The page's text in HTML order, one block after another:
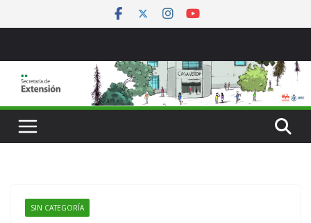
al
SIN CATEGORÍA